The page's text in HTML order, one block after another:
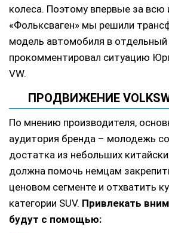
колеса. Поэтому впервые за всю
«Фольксваген» мы решили
модель автомобиля в отдельный
прокомментировал ситуацию
VW.
ПРОДВИЖЕНИЕ
По мнению производителя,
аудитория бренда – молодежь
достатка из небольших
должна помочь немцам
ценовом сегменте и отхватить
категории SUV. Привлекать
будут с помощью: